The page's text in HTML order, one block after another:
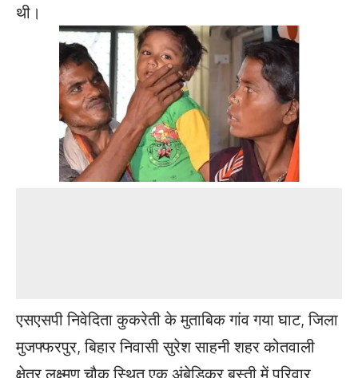
थी।
एसएसपी निवेदिता कुकरेती के मुताबिक गांव गया घाट, जिला
मुजफ्फरपुर, बिहार निवासी सुरेश साहनी शहर कोतवाली
क्षेत्र लक्ष्मण चौक स्थित एक अंबेडिकर बस्ती में परिवार